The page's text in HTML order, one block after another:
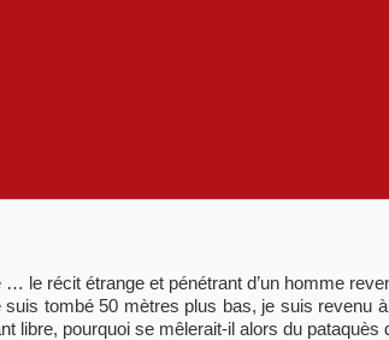
le récit étrange et pénétrant d’un homme
tombé 50 mètres plus bas, je suis revenu
libre, pourquoi se mêlerait-il alors du